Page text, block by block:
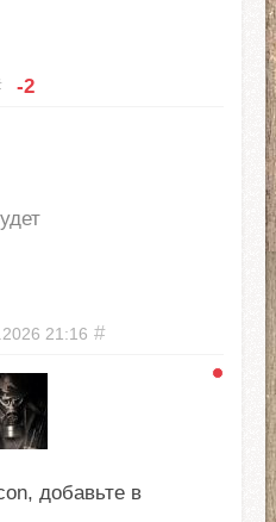
-2
21:16 #
добавьте в